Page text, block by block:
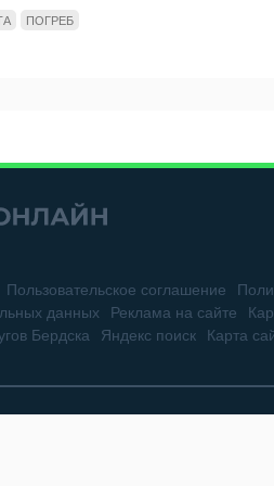
ПОГРЕБ
Пользовательское соглашение
данных
Реклама на сайте
Бердска
Яндекс поиск Карта